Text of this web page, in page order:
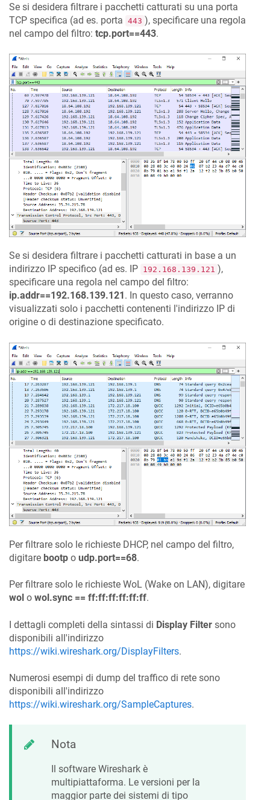
Se si desidera filtrare i pacchetti catturati su una porta
TCP specifica (ad es. porta 443 ), specificare una regola
nel campo del filtro: tcp.port==443.
Se si desidera filtrare i pacchetti catturati in base a un
indirizzo IP specifico (ad es. IP 192.168.139.121 ),
specificare una regola nel campo del filtro:
ip.addr==192.168.139.121 . In questo caso, verranno
visualizzati solo i pacchetti contenenti l'indirizzo IP di
origine o di destinazione specificato.
Per filtrare solo le richieste DHCP, nel campo del filtro,
digitare bootp o udp.port==68.
Per filtrare solo le richieste WoL (Wake on LAN), digitare
wol o wol.sync == ff:ff:ff:ff:ff:ff.
I dettagli completi della sintassi di Display Filter sono
disponibili all'indirizzo
https://wiki.wireshark.org/DisplayFilters.
Numerosi esempi di dump del traffico di rete sono
disponibili all'indirizzo
https://wiki.wireshark.org/SampleCaptures.
Nota
Il software Wireshark è
multipiattaforma. Le versioni per la
maggior parte dei sistemi di tipo